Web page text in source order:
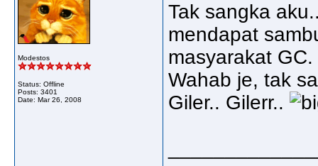
Modestos
Status: Offline
Posts: 3401
Date: Mar 26, 2008
Tak sangka
mendapat
masyarakat
Wahab je, tak
Giler.. Gilerr..